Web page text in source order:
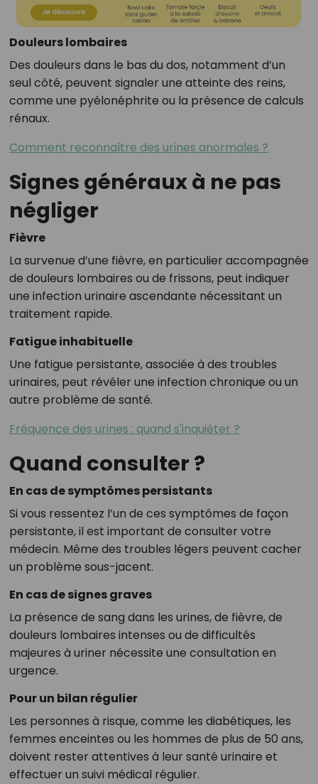
Douleurs lombaires
Des douleurs dans le bas du dos, notamment d’un
seul côté, peuvent signaler une atteinte des reins,
comme une pyélonéphrite ou la présence de calculs
rénaux.
Comment reconnaître des urines anormales ?
Signes généraux à ne pas
négliger
Fièvre
La survenue d’une fièvre, en particulier accompagnée
de douleurs lombaires ou de frissons, peut indiquer
une infection urinaire ascendante nécessitant un
traitement rapide.
Fatigue inhabituelle
Une fatigue persistante, associée à des troubles
urinaires, peut révéler une infection chronique ou un
autre problème de santé.
Fréquence des urines : quand s'inquiéter ?
Quand consulter ?
En cas de symptômes persistants
Si vous ressentez l’un de ces symptômes de façon
persistante, il est important de consulter votre
médecin. Même des troubles légers peuvent cacher
un problème sous-jacent.
En cas de signes graves
La présence de sang dans les urines, de fièvre, de
douleurs lombaires intenses ou de difficultés
majeures à uriner nécessite une consultation en
urgence.
Pour un bilan régulier
Les personnes à risque, comme les diabétiques, les
femmes enceintes ou les hommes de plus de 50 ans,
doivent rester attentives à leur santé urinaire et
effectuer un suivi médical régulier.